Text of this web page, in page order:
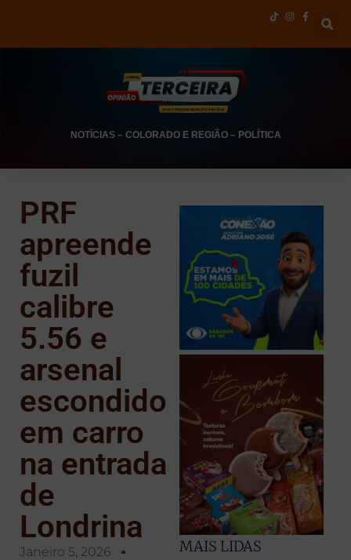
NOTÍCIAS– COLORADO E REGIÃO– POLÍTICA
PRF
apreende
fuzil
calibre
5.56 e
arsenal
escondido
em carro
na entrada
de
Londrina
Janeiro 5, 2026
MAIS LIDAS